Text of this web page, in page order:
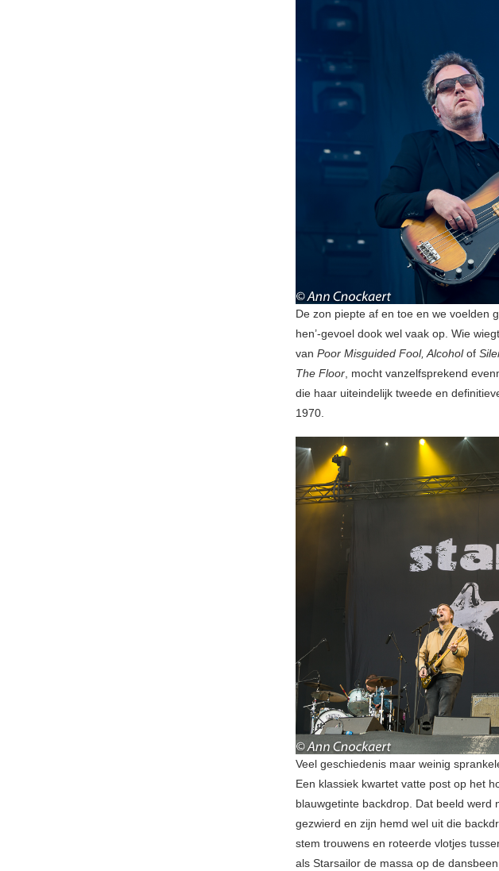
De zon piepte af en toe en we voelden
hen’-gevoel dook wel vaak op. Wie
van Poor Misguided Fool, Alcoholof
The Floor , mocht vanzelfsprekend
die haar uiteindelijk tweede en
1970.
Veel geschiedenis maar weinig
Een klassiek kwartet vatte post op het
blauwgetinte backdrop. Dat beeld werd
gezwierd en zijn hemd wel uit die
stem trouwens en roteerde vlotjes
als Starsailor de massa op de